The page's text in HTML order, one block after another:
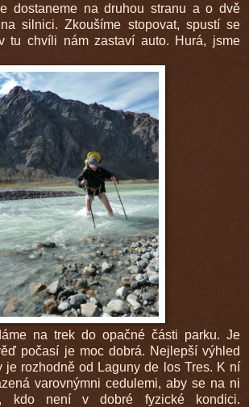
dostaneme na druhou stranu a o dvě
silnici. Zkoušíme stopovat, spustí se
tu chvíli nám zastaví auto. Hurá, jsme
na trek do opačné části parku. Je
počasí je moc dobrá. Nejlepší výhled
je rozhodně od Laguny de los Tres. K ní
varovnýmni cedulemi, aby se na ni
kdo není v dobré fyzické kondici.